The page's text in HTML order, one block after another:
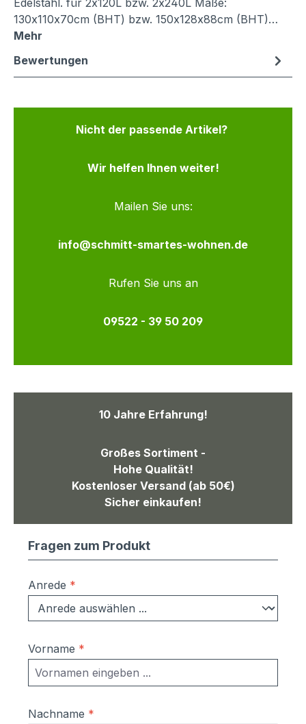
Edelstahl. für 2x120L bzw. 2x240L Maße:
130x110x70cm (BHT) bzw. 150x128x88cm (BHT)…
Mehr
Bewertungen
Nicht der passende Artikel?
Wir helfen Ihnen weiter!
Mailen Sie uns:
info@schmitt-smartes-wohnen.de
Rufen Sie uns an
09522 - 39 50 209
10 Jahre Erfahrung!
Großes Sortiment -
Hohe Qualität!
Kostenloser Versand (ab 50€)
Sicher einkaufen!
Fragen zum Produkt
Anrede *
Vorname *
Nachname *